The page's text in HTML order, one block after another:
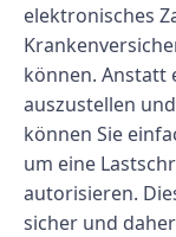
elektronisches
können. Anstatt
auszustellen
können Sie
um eine
autorisieren.
sicher und